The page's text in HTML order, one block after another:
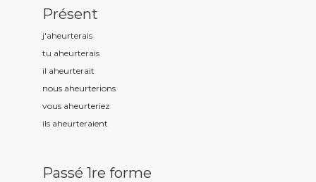
Présent
j'aheurterais
tu aheurterais
il aheurterait
nous aheurterions
vous aheurteriez
ils aheurteraient
Passé 1re forme